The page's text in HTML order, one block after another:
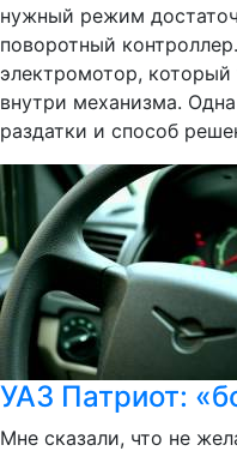
нужный режим
поворотный
электромотор,
внутри механизма.
раздатки и способ
УАЗ Патриот:
Мне сказали, что не